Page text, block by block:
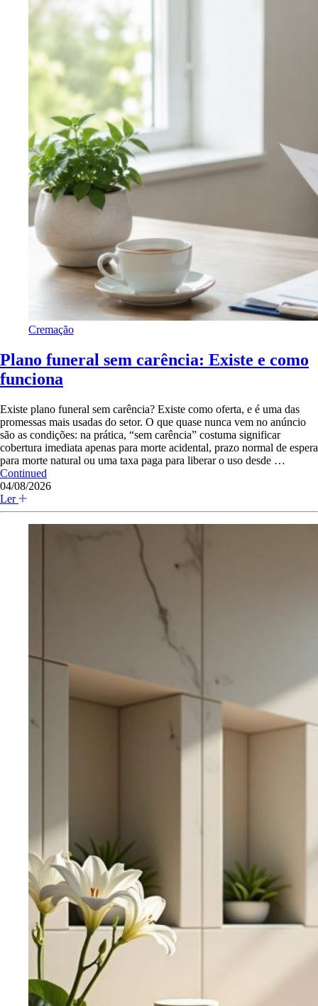
Cremação
Plano funeral sem carência: Existe e como
funciona
Existe plano funeral sem carência? Existe como oferta, e é uma das
promessas mais usadas do setor. O que quase nunca vem no anúncio
são as condições: na prática, “sem carência” costuma significar
cobertura imediata apenas para morte acidental, prazo normal de espera
para morte natural ou uma taxa paga para liberar o uso desde …
Continued
04/08/2026
Ler